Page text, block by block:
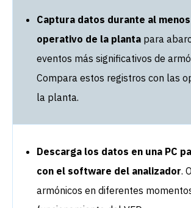
Captura datos durante al
operativo de la planta para
eventos más significativos de
Compara estos registros con las
la planta.
Descarga los datos en una PC
con el software del analizador.
armónicos en diferentes